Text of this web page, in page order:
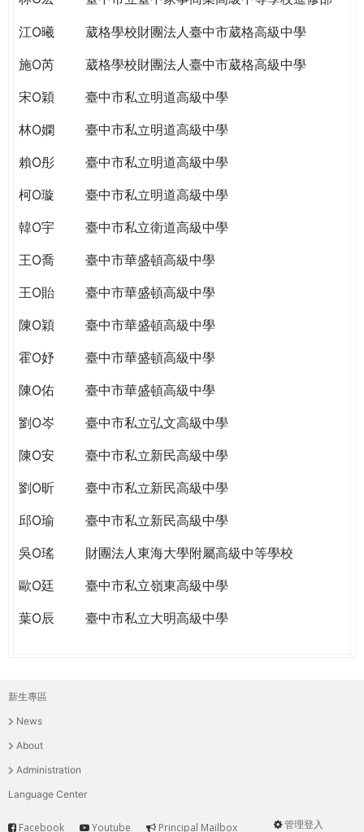
江O曦
葳格學校財團法人臺中市葳格高級中學
施O芮
葳格學校財團法人臺中市葳格高級中學
宋O穎
臺中市私立明道高級中學
林O嫻
臺中市私立明道高級中學
賴O彤
臺中市私立明道高級中學
柯O璇
臺中市私立明道高級中學
韓O宇
臺中市私立衛道高級中學
王O喬
臺中市華盛頓高級中學
王O貽
臺中市華盛頓高級中學
陳O穎
臺中市華盛頓高級中學
霍O妤
臺中市華盛頓高級中學
陳O佑
臺中市華盛頓高級中學
劉O岑
臺中市私立弘文高級中學
陳O安
臺中市私立新民高級中學
劉O昕
臺中市私立新民高級中學
邱O瑜
臺中市私立新民高級中學
吳O瑤
財團法人東海大學附屬高級中等學校
歐O廷
臺中市私立嶺東高級中學
葉O辰
臺中市私立大明高級中學
主
選
單
新生專區
News
About
Administration
Language Center
管理登入
Facebook Youtube Principal Mailbox